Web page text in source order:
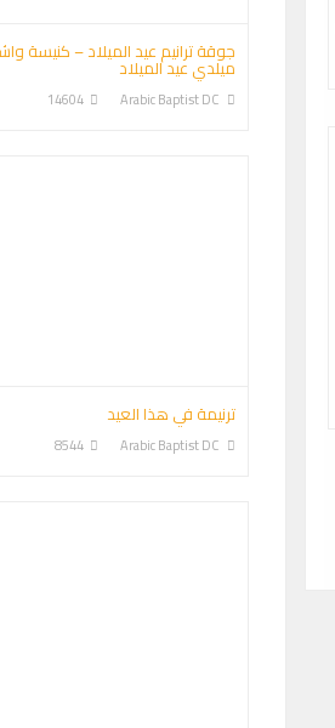
جوقة ترانيم عيد الميلاد –
ميلدي عيد الميلاد
Arabic Baptist DC
14604
ترنيمة في هذا العيد
Arabic Baptist DC
8544